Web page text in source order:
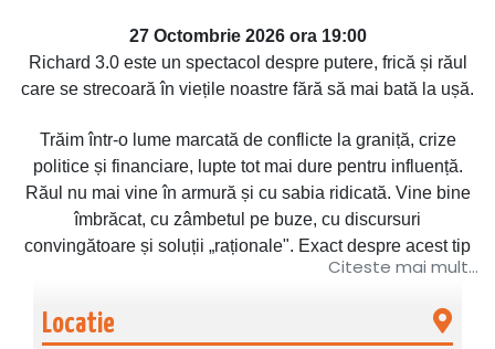
27 Octombrie 2026 ora 19:00
Richard 3.0 este un spectacol despre putere, frică și răul
care se strecoară în viețile noastre fără să mai bată la ușă.
Trăim într-o lume marcată de conflicte la graniță, crize
politice și financiare, lupte tot mai dure pentru influență.
Răul nu mai vine în armură și cu sabia ridicată. Vine bine
îmbrăcat, cu zâmbetul pe buze, cu discursuri
convingătoare și soluții „raționale". Exact despre acest tip
de rău vorbește „Richard 3.0", o reinterpretare modernă și
Citeste mai mult...
Locatie